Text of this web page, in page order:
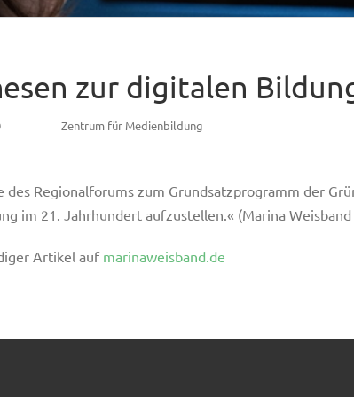
zur digitalen
Zentrum für Medienbildung
des Regionalforums zum Grundsatzprogramm der
im 21. Jahrhundert aufzustellen.« (Marina
Artikel auf marinaweisband.de